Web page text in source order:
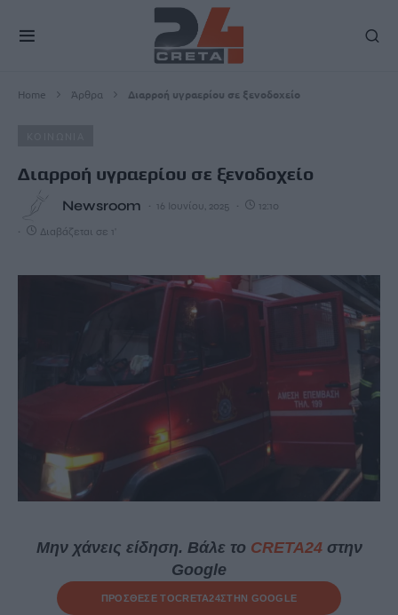
Home Άρθρα Διαρροή υγραερίου σε ξενοδοχείο
Διαρροή υγραερίου σε ξενοδοχείο
Newsroom 16 Ιουνίου, 2025 12:10
Διαβάζεται σε 1'
Μην χάνεις είδηση. Βάλε το CRETA24στην
Google
ΠΡΟΣΘΕΣΕ ΤΟCRETA24ΣΤΗΝ GOOGLE